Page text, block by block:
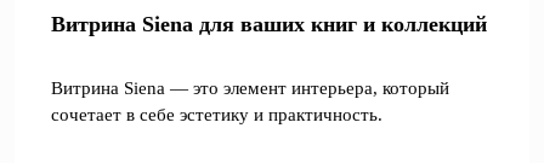
Витрина Siena для ваших книг и коллекций
Витрина Siena — это элемент интерьера, который
сочетает в себе эстетику и практичность.